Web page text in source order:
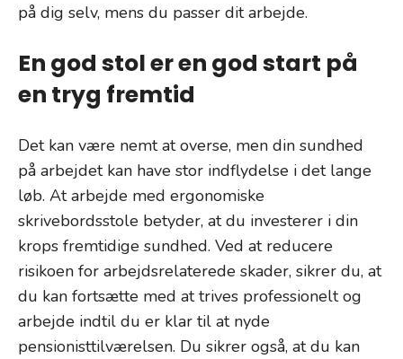
på dig selv, mens du passer dit arbejde.
En god stol er en god start på
en tryg fremtid
Det kan være nemt at overse, men din sundhed
på arbejdet kan have stor indflydelse i det lange
løb. At arbejde med ergonomiske
skrivebordsstole betyder, at du investerer i din
krops fremtidige sundhed. Ved at reducere
risikoen for arbejdsrelaterede skader, sikrer du, at
du kan fortsætte med at trives professionelt og
arbejde indtil du er klar til at nyde
pensionisttilværelsen. Du sikrer også, at du kan